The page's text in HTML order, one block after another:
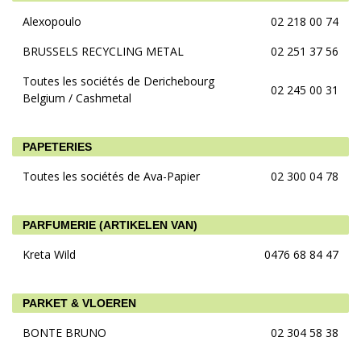
Alexopoulo
02 218 00 74
BRUSSELS RECYCLING METAL
02 251 37 56
Toutes les sociétés de Derichebourg
Belgium / Cashmetal
02 245 00 31
PAPETERIES
Toutes les sociétés de Ava-Papier 02 300 04 78
PARFUMERIE (ARTIKELEN VAN)
Kreta Wild 0476 68 84 47
PARKET & VLOEREN
BONTE BRUNO 02 304 58 38